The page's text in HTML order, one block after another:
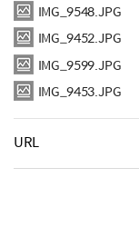
IMG_9548.JPG
IMG_9452.JPG
IMG_9599.JPG
IMG_9453.JPG
URL